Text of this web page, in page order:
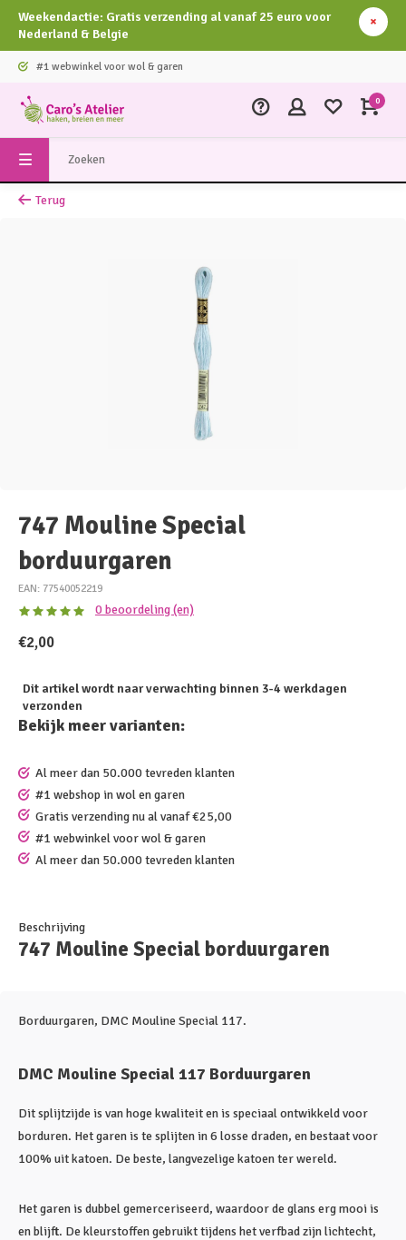
Weekendactie: Gratis verzending al vanaf 25 euro voor
Nederland & Belgie
#1 webwinkel voor wol & garen
0
Terug
747 Mouline Special
borduurgaren
EAN: 77540052219
0 beoordeling (en)
€2,00
Dit artikel wordt naar verwachting binnen 3-4 werkdagen
verzonden
Bekijk meer varianten:
Al meer dan 50.000 tevreden klanten
#1 webshop in wol en garen
Gratis verzending nu al vanaf €25,00
#1 webwinkel voor wol & garen
Al meer dan 50.000 tevreden klanten
Beschrijving
747 Mouline Special borduurgaren
Borduurgaren, DMC Mouline Special 117.
DMC Mouline Special 117 Borduurgaren
Dit splijtzijde is van hoge kwaliteit en is speciaal ontwikkeld voor
borduren. Het garen is te splijten in 6 losse draden, en bestaat voor
100% uit katoen. De beste, langvezelige katoen ter wereld.
Het garen is dubbel gemerceriseerd, waardoor de glans erg mooi is
en blijft. De kleurstoffen gebruikt tijdens het verfbad zijn lichtecht,